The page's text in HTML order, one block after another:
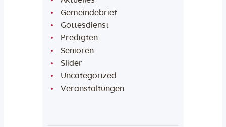
Gemeindebrief
Gottesdienst
Predigten
Senioren
Slider
Uncategorized
Veranstaltungen